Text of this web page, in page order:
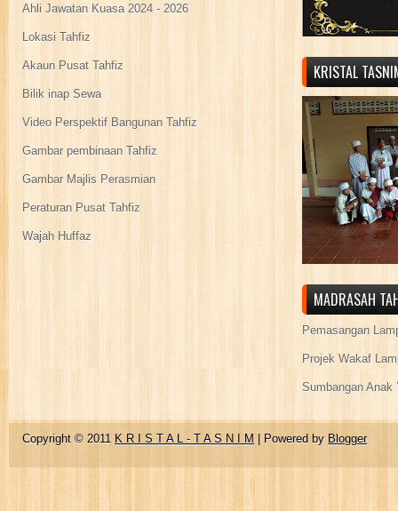
Ahli Jawatan Kuasa 2024 - 2026
Lokasi Tahfiz
Akaun Pusat Tahfiz
Bilik inap Sewa
Video Perspektif Bangunan Tahfiz
Gambar pembinaan Tahfiz
Gambar Majlis Perasmian
Peraturan Pusat Tahfiz
Wajah Huffaz
KRISTAL
MADRASAH
Pemasangan
Projek Wakaf
Sumbangan Anak
Copyright © 2011 K R I S T A L - T A S N I M | Powered by Blogger